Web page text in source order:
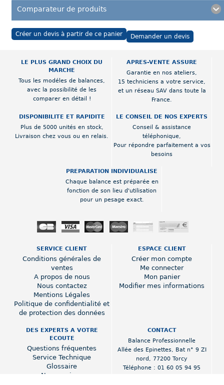
Comparateur de produits
Créer un devis à partir de ce panier Demander un devis
LE PLUS GRAND CHOIX DU
MARCHE
Tous les modéles de balances,
avec la possibilité de les
comparer en détail !
APRES-VENTE ASSURE
Garantie en nos ateliers,
15 techniciens a votre service,
et un réseau SAV dans toute la
France.
DISPONIBILITE ET RAPIDITE
Plus de 5000 unités en stock,
Livraison chez vous ou en relais.
LE CONSEIL DE NOS EXPERTS
Conseil & assistance
téléphonique,
Pour répondre parfaitement a vos
besoins
PREPARATION INDIVIDUALISE
Chaque balance est préparée en
fonction de son lieu d'utilisation
pour un pesage exact.
SERVICE CLIENT
Conditions générales de
ventes
A propos de nous
Nous contactez
Mentions Légales
Politique de confidentialité et
de protection des données
ESPACE CLIENT
Créer mon compte
Me connecter
Mon panier
Modifier mes informations
DES EXPERTS A VOTRE
ECOUTE
Questions fréquentes
Service Technique
Glossaire
Nos services
CONTACT
Balance Professionnelle
Allée des Epinettes, Bat n° 9 ZI
nord , 77200 Torcy
Téléphone : 01 60 05 94 95